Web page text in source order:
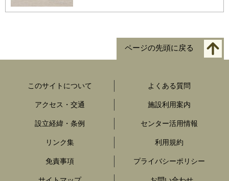
ページの先頭に戻る
このサイトについて よくある質問
アクセス・交通 施設利用案内
設立経緯・条例 センター活用情報
リンク集 利用規約
免責事項 プライバシーポリシー